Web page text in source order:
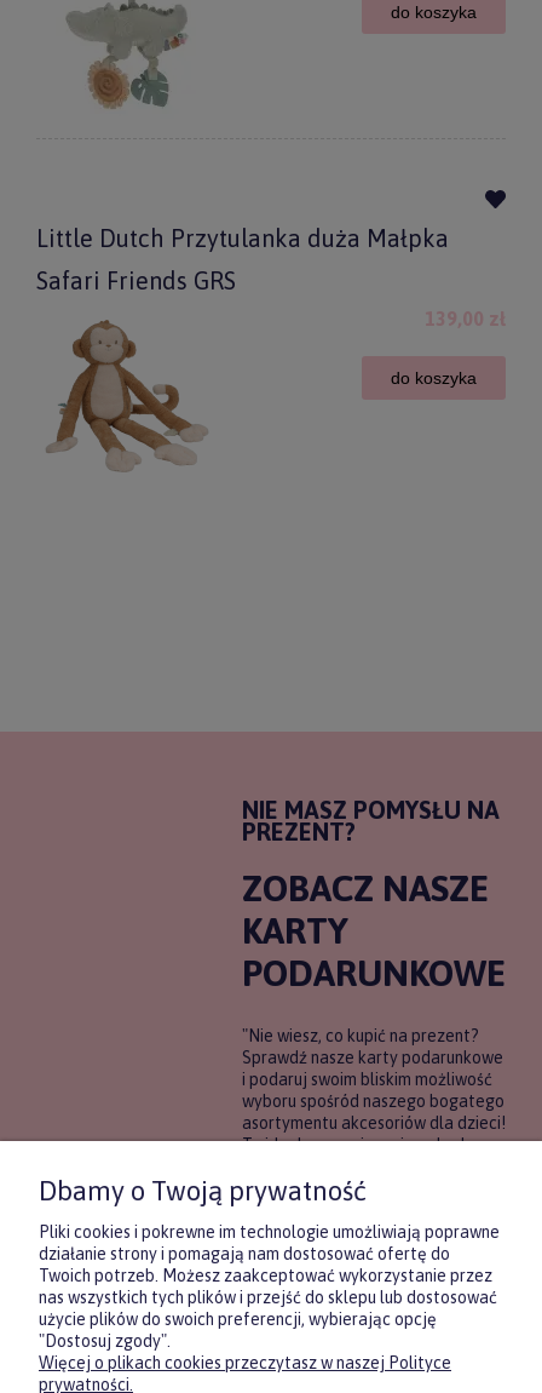
do koszyka
Little Dutch Przytulanka duża Małpka
Safari Friends GRS
139,00 zł
do koszyka
NIE MASZ POMYSŁU NA
PREZENT?
ZOBACZ NASZE
KARTY
PODARUNKOWE
"Nie wiesz, co kupić na prezent?
Sprawdź nasze karty podarunkowe
i podaruj swoim bliskim możliwość
wyboru spośród naszego bogatego
asortymentu akcesoriów dla dzieci!
To idealne rozwiązanie, gdy chcesz
pewności, co będzie najbardziej
trafione.
DOWIEDZ SIĘ WIĘCEJ
Zasubskrybuj nasz newsletter
Dbamy o Twoją prywatność
Pliki cookies i pokrewne im technologie umożliwiają poprawne
działanie strony i pomagają nam dostosować ofertę do
Twoich potrzeb. Możesz zaakceptować wykorzystanie przez
nas wszystkich tych plików i przejść do sklepu lub dostosować
użycie plików do swoich preferencji, wybierając opcję
"Dostosuj zgody".
Więcej o plikach cookies przeczytasz w naszej Polityce
prywatności.